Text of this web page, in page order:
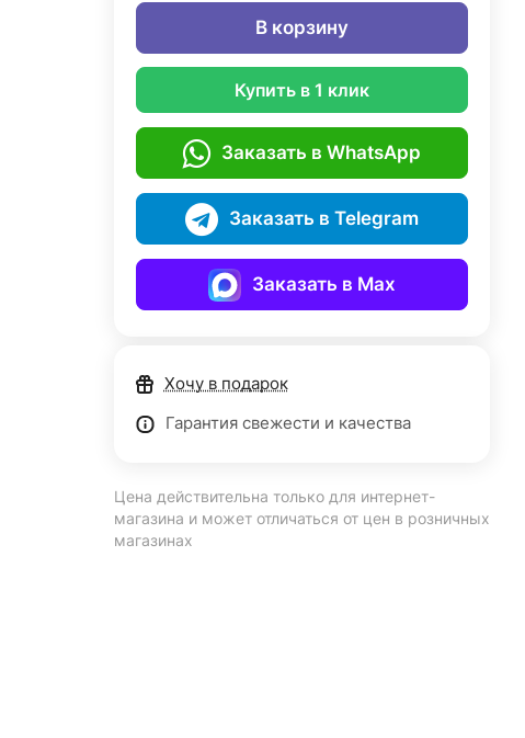
В корзину
Купить в 1 клик
Заказать в WhatsApp
Заказать в Telegram
Заказать в Max
Хочу в подарок
Гарантия свежести и качества
Цена действительна только для интернет-
магазина и может отличаться от цен в розничных
магазинах